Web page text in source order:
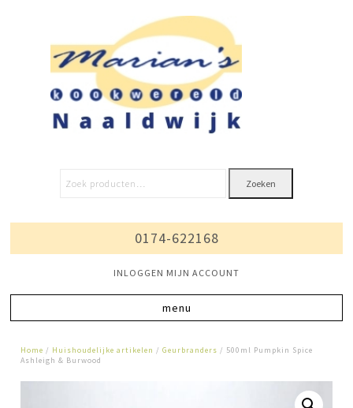
Zoeken
0174-622168
INLOGGEN MIJN ACCOUNT
Home / Huishoudelijke artikelen /Geurbranders / 500ml Pumpkin Spice
Ashleigh & Burwood